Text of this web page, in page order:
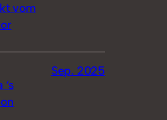
vom
‘s
Sep. 2025